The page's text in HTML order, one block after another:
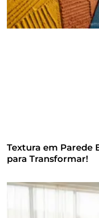
Textura em Parede
para Transformar!